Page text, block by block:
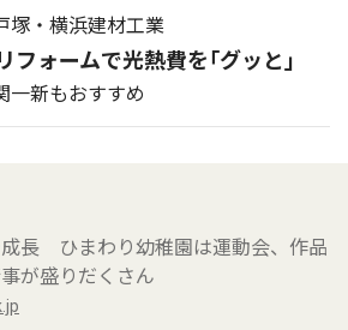
塚・横浜建材工業
フォームで光熱費を｢グッと｣
一新もおすすめ
長 ひまわり幼稚園は運動会、作品
が盛りだくさん